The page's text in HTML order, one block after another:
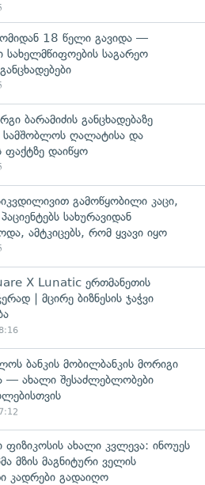
ომიდან 18 წელი გავიდა —
საგარეო
ბარამიძის განცხადებაზე
სამშობლოს ღალატისა და
ფაქტზე დაიწყო
გამოწყობილი კაცი,
სახურავიდან
ამტკიცებს, რომ ყვავი იყო
X Lunatic ერთმანეთის
| მცირე ბიზნესის ჯაჭვი
ბანკის მობილბანკის მორიგი
— ახალი შესაძლებლობები
ახალი კვლევა: ინოუეს
მზის მაგნიტური ველის
კადრები გადაიღო